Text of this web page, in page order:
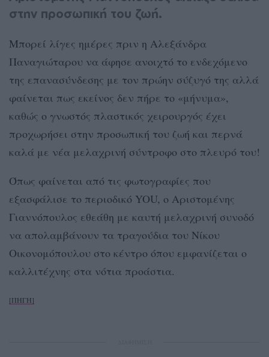
στην προσωπική του ζωή.
Μπορεί λίγες ημέρες πριν η Αλεξάνδρα
Παναγιώταρου να άφησε ανοιχτό το ενδεχόμενο
της επανασύνδεσης με τον πρώην σύζυγό της αλλά
φαίνεται πως εκείνος δεν πήρε το «μήνυμα»,
καθώς ο γνωστός πλαστικός χειρουργός έχει
προχωρήσει στην προσωπική του ζωή και περνά
καλά με νέα μελαχρινή σύντροφο στο πλευρό του!
Όπως φαίνεται από τις φωτογραφίες που
εξασφάλισε το περιοδικό YOU, ο Αριστομένης
Γιαννόπουλος εθεάθη με καυτή μελαχρινή συνοδό
να απολαμβάνουν τα τραγούδια του Νίκου
Οικονομόπουλου στο κέντρο όπου εμφανίζεται ο
καλλιτέχνης στα νότια προάστια.
[ΠΗΓΗ]